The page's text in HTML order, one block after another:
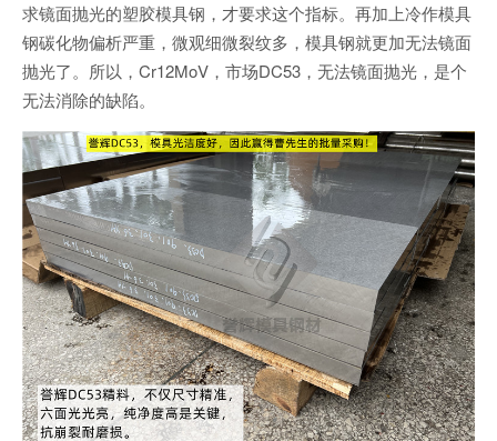
求镜面抛光的塑胶模具钢，才要求这个指标。再加上冷作模具
钢碳化物偏析严重，微观细微裂纹多，模具钢就更加无法镜面
抛光了。所以，Cr12MoV，市场DC53，无法镜面抛光，是个
无法消除的缺陷。